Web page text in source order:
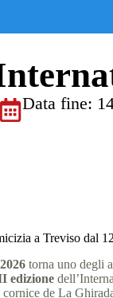
Data fine:
a Treviso dal
torna uno degli
edizione
cornice de La